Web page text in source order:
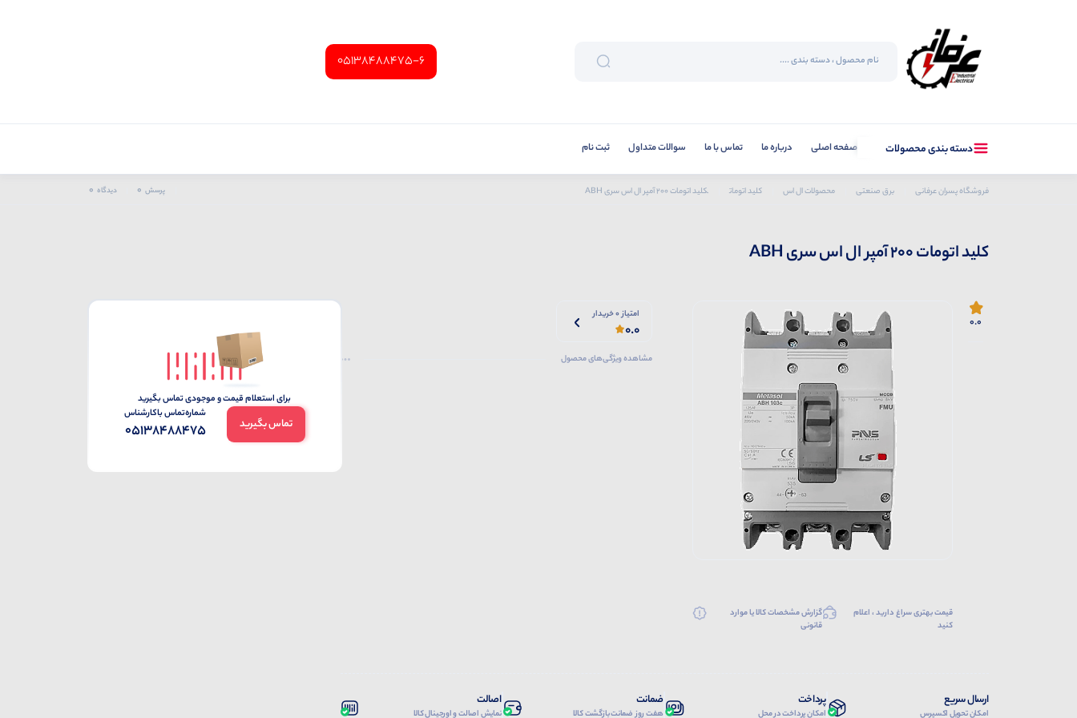
05138488475-6
دسته بندی محصولات صفحه اصلی درباره ما تماس با ما سوالات متداول ثبت نام
فروشگاه پسران عرفانی برق صنعتی محصولات ال اس کلید اتومات کلید اتومات 200 آمپر ال اس سری ABH پرسش 0 دیدگاه 0
کلید اتومات 200 آمپر ال اس سری ABH
0.0
قیمت بهتری سراغ دارید ، اعلام
کنید
گزارش مشخصات کالا یا موارد
قانونی
امتیاز 0 خریدار
0.0
مشاهده ویژگی‌های محصول
ارسال سریع
امکان تحویل اکسپرس
پرداخت
امکان پرداخت در محل
ضمانت
هفت روز ضمانت بازگشت کالا
اصالت
نمایش اصالت و اورجینال کالا
برای استعلام قیمت و موجودی تماس بگیرید
تماس بگیرید
شماره‌تماس‌ با‌کارشناس
05138488475